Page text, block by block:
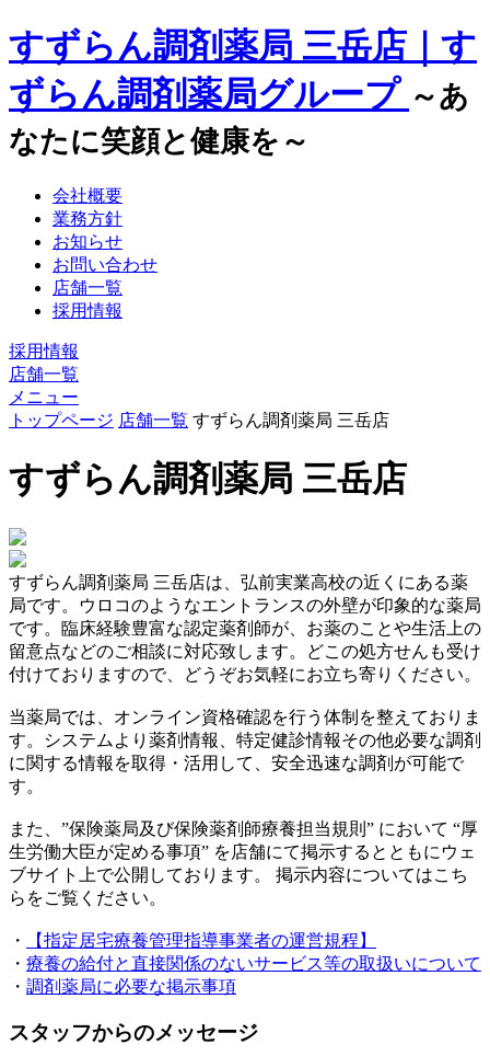
すずらん調剤薬局 三岳店｜す
ずらん調剤薬局グループ ～あ
なたに笑顔と健康を～
会社概要
業務方針
お知らせ
お問い合わせ
店舗一覧
採用情報
採用情報
店舗一覧
メニュー
トップページ 店舗一覧 すずらん調剤薬局 三岳店
すずらん調剤薬局 三岳店
すずらん調剤薬局 三岳店は、弘前実業高校の近くにある薬
局です。ウロコのようなエントランスの外壁が印象的な薬局
です。臨床経験豊富な認定薬剤師が、お薬のことや生活上の
留意点などのご相談に対応致します。どこの処方せんも受け
付けておりますので、どうぞお気軽にお立ち寄りください。
当薬局では、オンライン資格確認を行う体制を整えておりま
す。システムより薬剤情報、特定健診情報その他必要な調剤
に関する情報を取得・活用して、安全迅速な調剤が可能で
す。
また、”保険薬局及び保険薬剤師療養担当規則” において “厚
生労働大臣が定める事項” を店舗にて掲示するとともにウェ
ブサイト上で公開しております。 掲示内容についてはこち
らをご覧ください。
・
【指定居宅療養管理指導事業者の運営規程】
・ 療養の給付と直接関係のないサービス等の取扱いについて
・ 調剤薬局に必要な掲示事項
スタッフからのメッセージ